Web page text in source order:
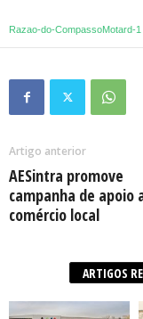
Razao-do-CompassoMotard-1
Artigo anterior
AESintra promove
campanha de apoio
comércio local
ARTIGOS